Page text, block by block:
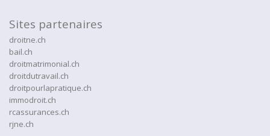
Sites partenaires
droitne.ch
bail.ch
droitmatrimonial.ch
droitdutravail.ch
droitpourlapratique.ch
immodroit.ch
rcassurances.ch
rjne.ch